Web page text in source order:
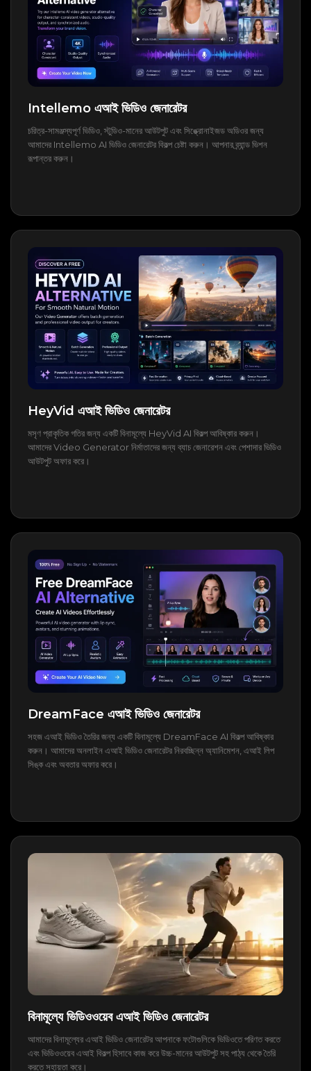
Intellemo এআই ভিডিও জেনারেটর
চরিত্র-সামঞ্জস্যপূর্ণ ভিডিও, স্টুডিও-মানের আউটপুট এবং সিঙ্ক্রোনাইজড অডিওর জন্য
আমাদের Intellemo AI ভিডিও জেনারেটর বিকল্প চেষ্টা করুন। আপনার ব্র্যান্ড ভিশন
রূপান্তর করুন।
HeyVid এআই ভিডিও জেনারেটর
মসৃণ প্রাকৃতিক গতির জন্য একটি বিনামূল্যে HeyVid AI বিকল্প আবিষ্কার করুন।
আমাদের Video Generator নির্মাতাদের জন্য ব্যাচ জেনারেশন এবং পেশাদার ভিডিও
আউটপুট অফার করে।
DreamFace এআই ভিডিও জেনারেটর
সহজ এআই ভিডিও তৈরির জন্য একটি বিনামূল্যে DreamFace AI বিকল্প আবিষ্কার
করুন। আমাদের অনলাইন এআই ভিডিও জেনারেটর নিরবচ্ছিন্ন অ্যানিমেশন, এআই লিপ
সিঙ্ক এবং অবতার অফার করে।
বিনামূল্যে ভিডিওওয়েব এআই ভিডিও জেনারেটর
আমাদের বিনামূল্যের এআই ভিডিও জেনারেটর আপনাকে ফটোগুলিকে ভিডিওতে পরিণত করতে
এবং ভিডিওওয়েব এআই বিকল্প হিসাবে কাজ করে উচ্চ-মানের আউটপুট সহ পাঠ্য থেকে তৈরি
করতে সহায়তা করে।